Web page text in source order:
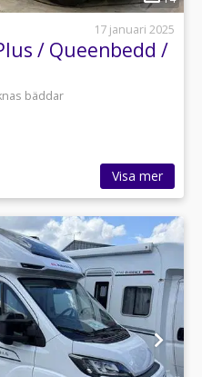
17 januari 2025
/ Queenbedd /
bäddar
Visa mer